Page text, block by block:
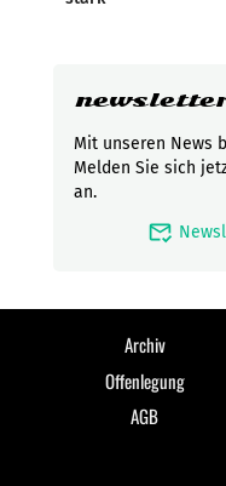
Mit unseren News
Melden Sie sich
an.
mark_email_read
Archiv
Offenlegung
AGB